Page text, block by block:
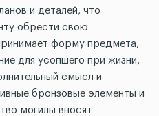
и деталей, что
обрести свою
форму предмета,
для усопшего при жизни,
смысл и
бронзовые элементы и
могилы вносят